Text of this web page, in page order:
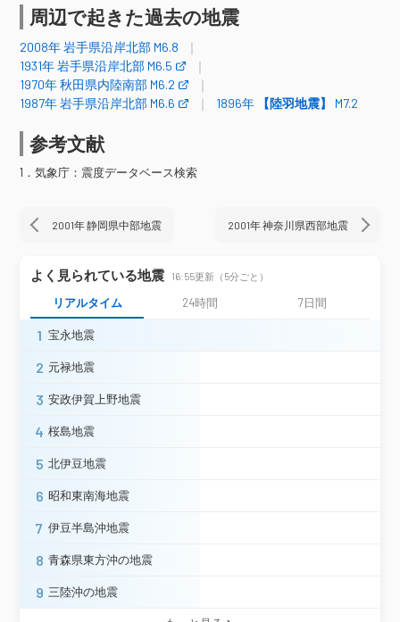
岩手県
大船渡市大船渡町 大船渡市猪川町
釜石市只越町
盛岡市山王町
二戸市福岡（旧）
北上市柳原町
宮城県
気仙沼市赤岩 栗原市栗駒 登米市中田町
南三陸町志津川（旧）
井川町北川尻（旧）＊
三種町豊岡（旧）＊
由利本荘市岩城内道川＊ 西目町沼田＊
大仙市大曲花園町（旧）＊
大仙市神宮寺（旧）＊
大仙市刈和野＊
大仙市北長野＊
山形県
震度3
浦河町潮見（旧）
本別町北２丁目
弟子屈町美里（旧）
厚岸町尾幌
周辺で起きた過去の地震
2008年 岩手県沿岸北部 M6.8
1931年 岩手県沿岸北部 M6.5
1970年 秋田県内陸南部 M6.2
1987年 岩手県沿岸北部 M6.6
1896年 【陸羽地震】 M7.2
参考文献
1．気象庁：震度データベース検索
2001年 静岡県中部地震 2001年 神奈川県西部地震
よく見られている地震 16:55更新（5分ごと）
リアルタイム 24時間 7日間
1 宝永地震
2 元禄地震
3 安政伊賀上野地震
4 桜島地震
5 北伊豆地震
6 昭和東南海地震
7 伊豆半島沖地震
8 青森県東方沖の地震
9 三陸沖の地震